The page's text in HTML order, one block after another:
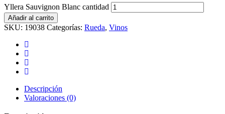
Yllera Sauvignon Blanc cantidad
Añadir al carrito
SKU: 19038 Categorías: Rueda, Vinos
Descripción
Valoraciones (0)